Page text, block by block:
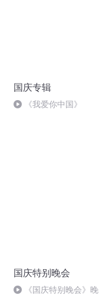
国庆专辑
《我爱你中国》
国庆特别晚会
《国庆特别晚会》